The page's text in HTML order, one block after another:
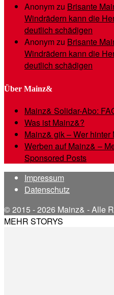
Anonymzu Brisante
Windrädern kann die
deutlich schädigen
Anonymzu Brisante
Windrädern kann die
deutlich schädigen
Über Mainz&
Mainz& Solidar-Abo:
Was ist Mainz&?
Mainz& gik – Wer hinter
Werben auf Mainz& –
Sponsored Posts
Impressum
Datenschutz
© 2015 - 2026 Mainz& - Alle
MEHR STORYS